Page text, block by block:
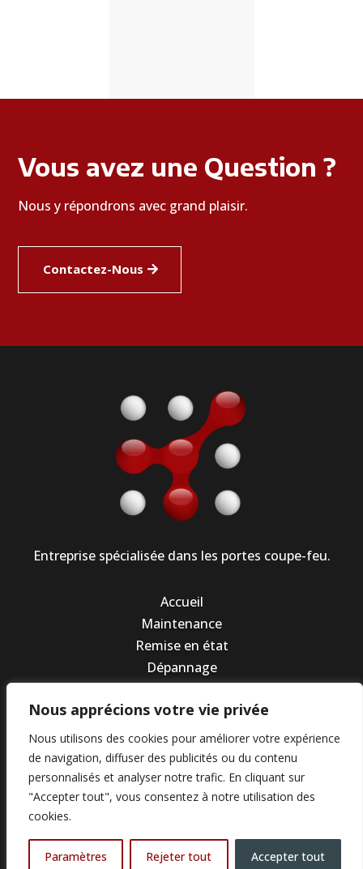
Nous apprécions votre vie privée
Nous utilisons des cookies pour améliorer votre expérience
de navigation, diffuser des publicités ou du contenu
personnalisés et analyser notre trafic. En cliquant sur
"Accepter tout", vous consentez à notre utilisation des
cookies.
Paramètres Rejeter tout Accepter tout
Vous avez une Question ?
Nous y répondrons avec grand plaisir.
Contactez-Nous
Entreprise spécialisée dans les portes coupe-feu.
Accueil
Maintenance
Remise en état
Dépannage
Contact
Nous Appeler
01 30 99 70 99
©Tous droits réservés Antignis 2022 –